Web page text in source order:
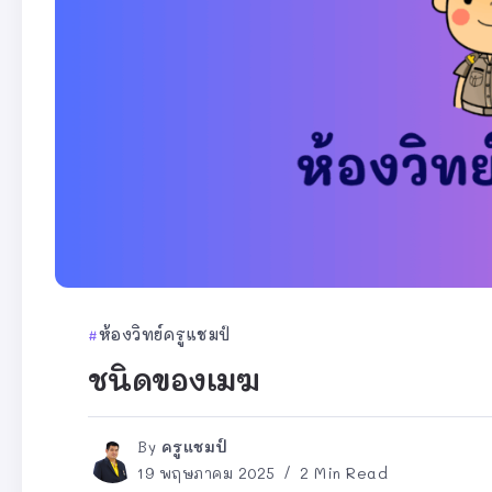
ห้องวิทย์ครูแชมป์
ชนิดของเมฆ
By ครูแชมป์
19 พฤษภาคม 2025
2 Min Read